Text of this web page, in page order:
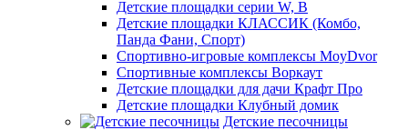
Детские площадки серии W, В
Детские площадки КЛАССИК (Комбо,
Панда Фани, Спорт)
Спортивно-игровые комплексы MoyDvor
Спортивные комплексы Воркаут
Детские площадки для дачи Крафт Про
Детские площадки Клубный домик
Детские песочницы